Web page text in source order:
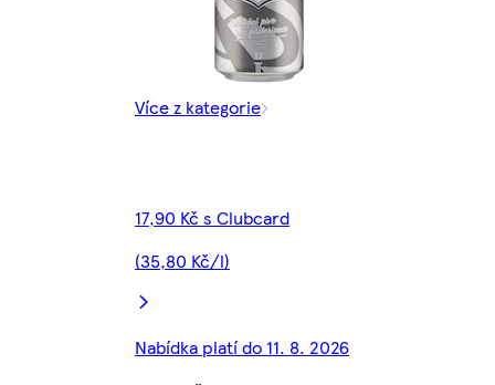
Více z kategorie
17,90 Kč s Clubcard
(35,80 Kč/l)
Nabídka platí do 11. 8. 2026